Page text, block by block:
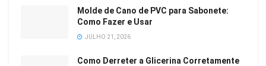
Molde de Cano de PVC para Sabonete:
Como Fazer e Usar
JULHO 21, 2026
Como Derreter a Glicerina Corretamente